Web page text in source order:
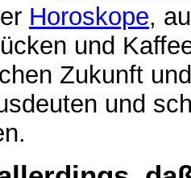
Horoskope,
und
Zukunft
und